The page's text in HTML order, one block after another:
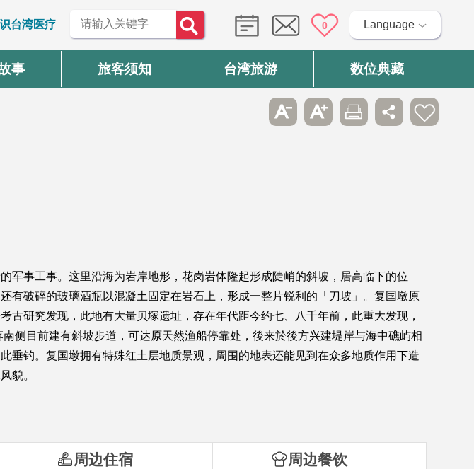
台湾医疗 0 Language
事 旅客须知 台湾旅游 数位典藏
军事工事。这里沿海为岩岸地形，花岗岩体隆起形成陡峭的斜坡，居高临下的位
有破碎的玻璃酒瓶以混凝土固定在岩石上，形成一整片锐利的「刀坡」。复国墩原
研究发现，此地有大量贝塚遗址，存在年代距今约七、八千年前，此重大发现，
侧目前建有斜坡步道，可达原天然渔船停靠处，後来於後方兴建堤岸与海中礁屿相
钓。复国墩拥有特殊红土层地质景观，周围的地表还能见到在众多地质作用下造
貌。
周边住宿 周边餐饮